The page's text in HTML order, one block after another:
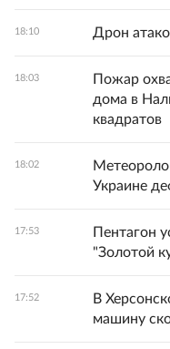
18:10 Дрон
18:03
Пожар
дома в
квадратов
18:02
Украине
17:53
Пентагон
"Золотой
17:52
В
машину